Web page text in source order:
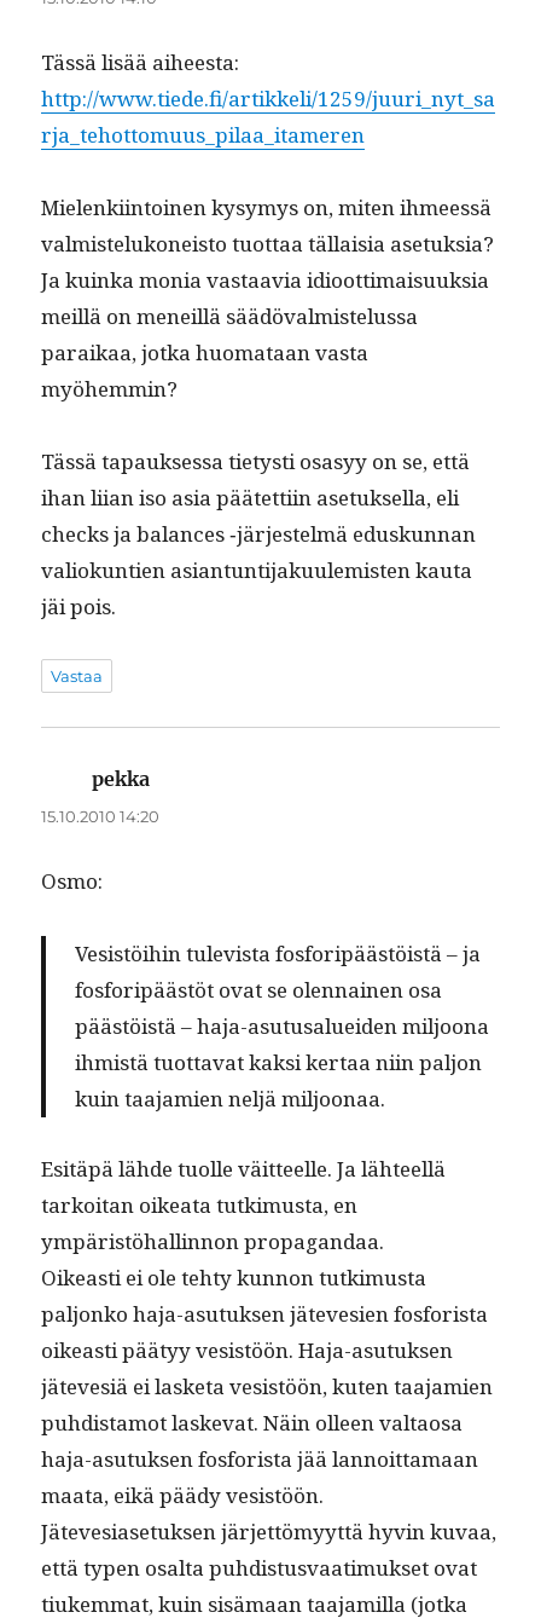
Tässä lisää aiheesta:
http://www.tiede.fi/artikkeli/1259/juuri_nyt_sa
rja_tehottomuus_pilaa_itameren
Mie­lenki­in­toinen kysymys on, miten ihmeessä
valmis­telukoneis­to tuot­taa täl­laisia ase­tuk­sia?
Ja kuin­ka monia vas­taavia idioot­ti­maisuuk­sia
meil­lä on meneil­lä säädö­valmis­telus­sa
paraikaa, jot­ka huo­mataan vas­ta
myöhemmin?
Tässä tapauk­ses­sa tietysti osasyy on se, että
ihan liian iso asia päätet­ti­in ase­tuk­sel­la, eli
checks ja bal­ances ‑jär­jestelmä eduskun­nan
valiokun­tien asiantun­ti­jaku­ulemis­ten kau­ta
jäi pois.
Vastaa
pekka
15.10.2010 14:20
Osmo:
Vesistöi­hin tule­vista fos­foripäästöistä – ja
fos­foripäästöt ovat se olen­nainen osa
päästöistä – haja-asu­tusaluei­den miljoona
ihmistä tuot­ta­vat kak­si ker­taa niin paljon
kuin taa­jamien neljä miljoonaa.
Esitäpä lähde tuolle väit­teelle. Ja läh­teel­lä
tarkoi­tan oikea­ta tutkimus­ta, en
ympäristöhallinnon propagandaa.
Oikeasti ei ole tehty kun­non tutkimus­ta
paljonko haja-asu­tuk­sen jätevesien fos­forista
oikeasti pää­tyy vesistöön. Haja-asu­tuk­sen
jätevesiä ei las­ke­ta vesistöön, kuten taa­jamien
puhdis­ta­mot laske­vat. Näin olleen val­taosa
haja-asu­tuk­sen fos­forista jää lan­noit­ta­maan
maa­ta, eikä päädy vesistöön.
Jätevesi­ase­tuk­sen jär­jet­tömyyt­tä hyvin kuvaa,
että typen osalta puhdis­tus­vaa­timuk­set ovat
tiukem­mat, kuin sisä­maan taa­jamil­la (jot­ka